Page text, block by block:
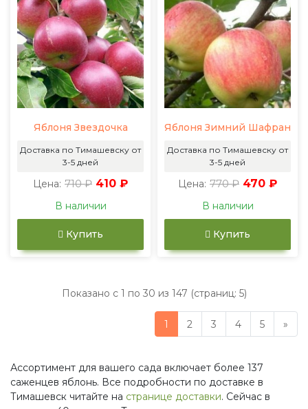
Яблоня Звездочка
Доставка по Тимашевску от
3-5 дней
Цена: 710 ₽ 410 ₽
В наличии
Купить
Яблоня Зимний Шафран
Доставка по Тимашевску от
3-5 дней
Цена: 770 ₽ 470 ₽
В наличии
Купить
Показано с 1 по 30 из 147 (страниц: 5)
1 2 3 4 5 »
Ассортимент для вашего сада включает более 137
саженцев яблонь. Все подробности по доставке в
Тимашевск читайте на странице доставки. Сейчас в